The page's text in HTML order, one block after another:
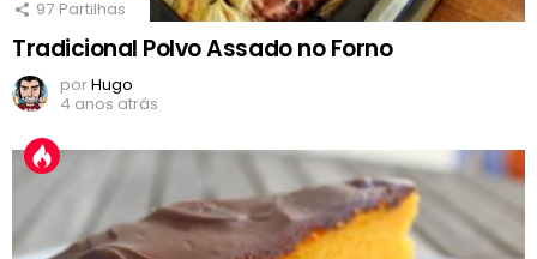
97 Partilhas
Tradicional Polvo Assado no Forno
porHugo
4 anos atrás